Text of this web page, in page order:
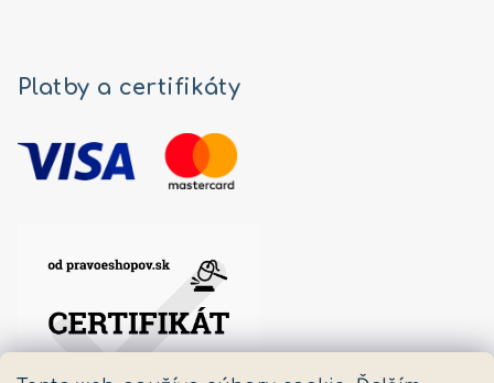
Platby a certifikáty